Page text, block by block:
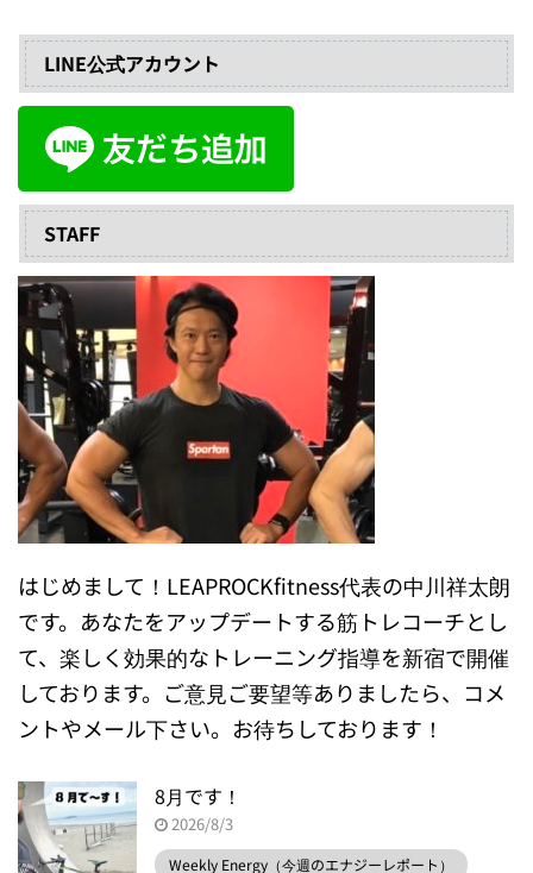
LINE公式アカウント
STAFF
はじめまして！LEAPROCKfitness代表の中川祥太朗
です。あなたをアップデートする筋トレコーチとし
て、楽しく効果的なトレーニング指導を新宿で開催
しております。ご意見ご要望等ありましたら、コメ
ントやメール下さい。お待ちしております！
8月です！
2026/8/3
Weekly Energy（今週のエナジーレポート）